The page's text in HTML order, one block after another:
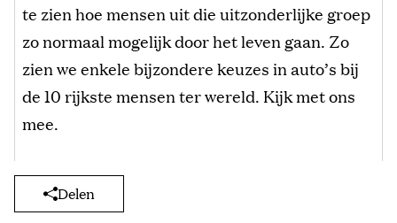
te zien hoe mensen uit die uitzonderlijke groep
zo normaal mogelijk door het leven gaan. Zo
zien we enkele bijzondere keuzes in auto’s bij
de 10 rijkste mensen ter wereld. Kijk met ons
mee.
Delen